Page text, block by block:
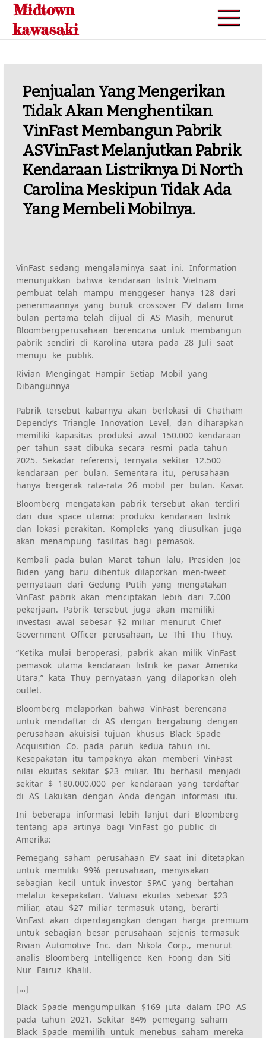
Skip
content
Midtown
kawasaki
Penjualan Yang Mengerikan
Tidak Akan Menghentikan
VinFast Membangun Pabrik
ASVinFast Melanjutkan Pabrik
Kendaraan Listriknya Di North
Carolina Meskipun Tidak Ada
Yang Membeli Mobilnya.
VinFast sedang mengalaminya saat ini. Information
menunjukkan bahwa kendaraan listrik Vietnam
pembuat telah mampu menggeser hanya 128 dari
penerimaannya yang buruk crossover EVdalam lima
bulan pertama telah dijual di AS Masih, menurut
Bloombergperusahaan berencana untuk membangun
pabrik sendiri di Karolina utara pada 28 Juli saat
menuju ke publik.
Rivian Mengingat Hampir Setiap Mobil yang
Dibangunnya
Pabrik tersebut kabarnya akan berlokasi di Chatham
Dependy’s Triangle Innovation Level, dan diharapkan
memiliki kapasitas produksi awal 150.000 kendaraan
per tahun saat dibuka secara resmi pada tahun
2025. Sekadar referensi, ternyata sekitar 12.500
kendaraan per bulan. Sementara itu, perusahaan
hanya bergerak rata-rata 26 mobil per bulan. Kasar.
Bloomberg mengatakan pabrik tersebut akan terdiri
dari dua space utama: produksi kendaraan listrik
dan lokasi perakitan. Kompleks yang diusulkan juga
akan menampung fasilitas bagi pemasok.
Kembali pada bulan Maret tahun lalu, Presiden Joe
Biden yang baru dibentuk dilaporkan men-tweet
pernyataan dari Gedung Putih yang mengatakan
VinFast pabrik akan menciptakan lebih dari 7.000
pekerjaan. Pabrik tersebut juga akan memiliki
investasi awal sebesar $2 miliar menurut Chief
Government Officer perusahaan, Le Thi Thu Thuy.
“Ketika mulai beroperasi, pabrik akan milik VinFast
pemasok utama kendaraan listrik ke pasar Amerika
Utara,” kata Thuy pernyataan yang dilaporkan oleh
outlet.
Bloomberg melaporkan bahwa VinFast berencana
untuk mendaftar di AS dengan bergabung dengan
perusahaan akuisisi tujuan khusus Black Spade
Acquisition Co. pada paruh kedua tahun ini.
Kesepakatan itu tampaknya akan memberi VinFast
nilai ekuitas sekitar $23 miliar. Itu berhasil menjadi
sekitar $ 180.000.000 per kendaraan yang terdaftar
di AS Lakukan dengan Anda dengan informasi itu.
Ini beberapa informasi lebih lanjut dari Bloomberg
tentang apa artinya bagi VinFastgo public di
Amerika:
Pemegang saham perusahaan EV saat ini ditetapkan
untuk memiliki 99% perusahaan, menyisakan
sebagian kecil untuk investor SPAC yang bertahan
melalui kesepakatan. Valuasi ekuitas sebesar $23
miliar, atau $27 miliar termasuk utang, berarti
VinFast akan diperdagangkan dengan harga premium
untuk sebagian besar perusahaan sejenis termasuk
Rivian Automotive Inc. dan Nikola Corp., menurut
analis Bloomberg Intelligence Ken Foong dan Siti
Nur Fairuz Khalil.
[…]
Black Spade mengumpulkan $169 juta dalam IPO AS
pada tahun 2021. Sekitar 84% pemegang saham
Black Spade memilih untuk menebus saham mereka